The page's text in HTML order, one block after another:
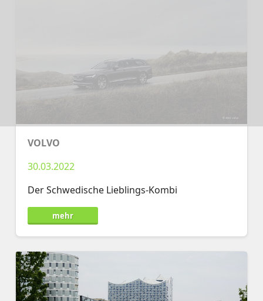
VOLVO
30.03.2022
Der Schwedische Lieblings-Kombi
mehr